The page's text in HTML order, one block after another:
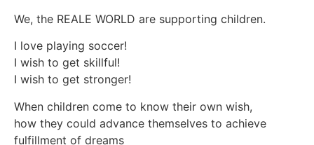
We, the REALE WORLD are supporting children.
I love playing soccer!
I wish to get skillful!
I wish to get stronger!
When children come to know their own wish,
how they could advance themselves to achieve
fulfillment of dreams